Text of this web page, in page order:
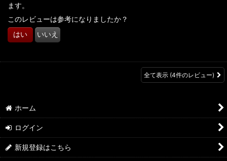
ます。
このレビューは参考になりましたか？
はい いいえ
全て表示 (4件のレビュー)
ホーム
ログイン
新規登録はこちら